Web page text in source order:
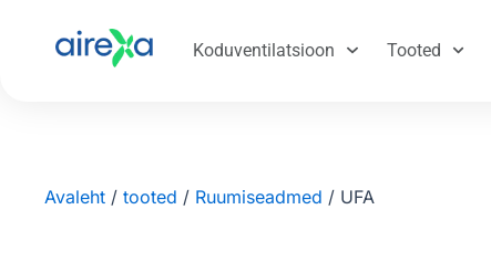
Koduventilatsioon Tooted
Avaleht / tooted / Ruumiseadmed / UFA